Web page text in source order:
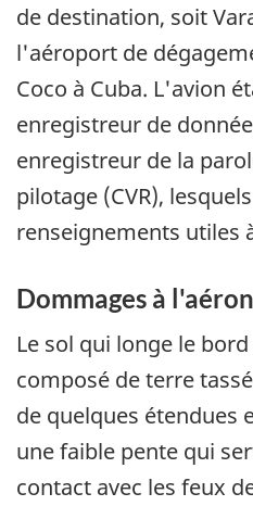
de destination, soit
l'aéroport de
Coco à Cuba. L'avion
enregistreur de
enregistreur de la
pilotage (CVR),
renseignements utiles
Dommages à
Le sol qui longe le
composé de terre
de quelques étendues
une faible pente qui
contact avec les feux